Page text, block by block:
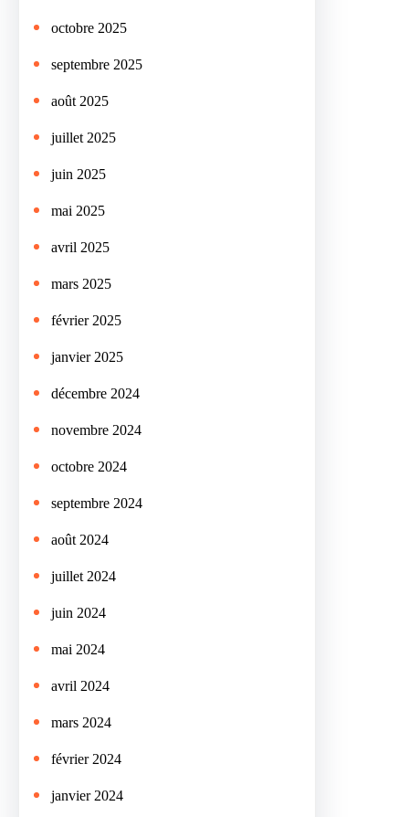
octobre 2025
septembre 2025
août 2025
juillet 2025
juin 2025
mai 2025
avril 2025
mars 2025
février 2025
janvier 2025
décembre 2024
novembre 2024
octobre 2024
septembre 2024
août 2024
juillet 2024
juin 2024
mai 2024
avril 2024
mars 2024
février 2024
janvier 2024